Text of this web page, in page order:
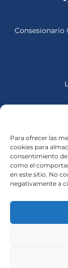
Para ofrecer las
cookies para
consentimiento
como el
en este sitio. No
negativamente a
Consesionario